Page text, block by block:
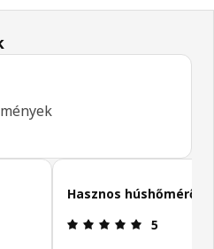
/ 5 csillagok. Összes vélemény: 89
/ 5 csillagok.
Hasznos húshőmérő.
Értékelés:
5